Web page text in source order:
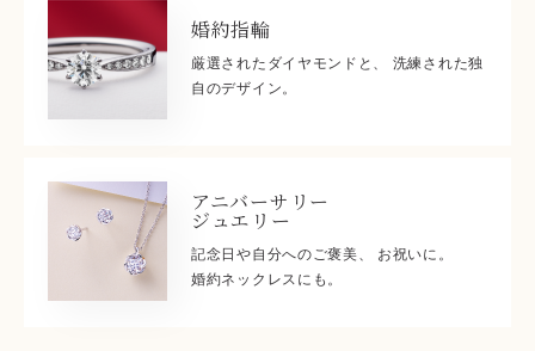
婚約指輪
厳選されたダイヤモンドと、 洗練された独
自のデザイン。
アニバーサリー
ジュエリー
記念日や自分へのご褒美、 お祝いに。
婚約ネックレスにも。